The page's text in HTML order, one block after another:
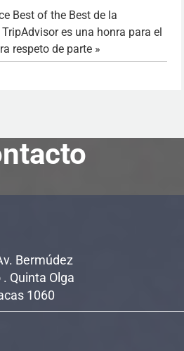
Best of the Best de la
es una honra para el
respeto de parte »
Bermúdez
Quinta Olga
1060